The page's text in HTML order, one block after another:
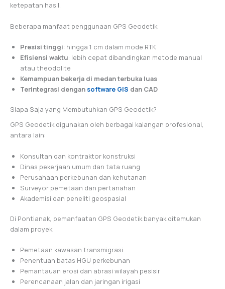
ketepatan hasil.
Beberapa manfaat penggunaan GPS Geodetik:
Presisi tinggi: hingga 1 cm dalam mode RTK
Efisiensi waktu: lebih cepat dibandingkan metode manual
atau theodolite
Kemampuan bekerja di medan terbuka luas
Terintegrasi dengan software GIS dan CAD
Siapa Saja yang Membutuhkan GPS Geodetik?
GPS Geodetik digunakan oleh berbagai kalangan profesional,
antara lain:
Konsultan dan kontraktor konstruksi
Dinas pekerjaan umum dan tata ruang
Perusahaan perkebunan dan kehutanan
Surveyor pemetaan dan pertanahan
Akademisi dan peneliti geospasial
Di Pontianak, pemanfaatan GPS Geodetik banyak ditemukan
dalam proyek:
Pemetaan kawasan transmigrasi
Penentuan batas HGU perkebunan
Pemantauan erosi dan abrasi wilayah pesisir
Perencanaan jalan dan jaringan irigasi